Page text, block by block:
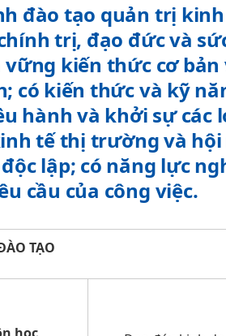
đào tạo quản trị
trị, đạo đức và
kiến thức cơ
có kiến thức và kỹ
hành và khởi sự các
tế thị trường và hội
lập; có năng lực
cầu của công việc.
TẠO